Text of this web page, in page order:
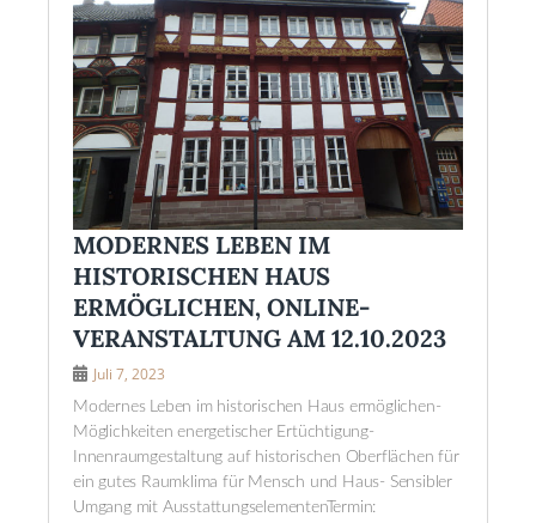
MODERNES LEBEN IM
HISTORISCHEN HAUS
ERMÖGLICHEN, ONLINE-
VERANSTALTUNG AM 12.10.2023
Juli 7, 2023
Modernes Leben im historischen Haus ermöglichen-
Möglichkeiten energetischer Ertüchtigung-
Innenraumgestaltung auf historischen Oberflächen für
ein gutes Raumklima für Mensch und Haus- Sensibler
Umgang mit AusstattungselementenTermin: